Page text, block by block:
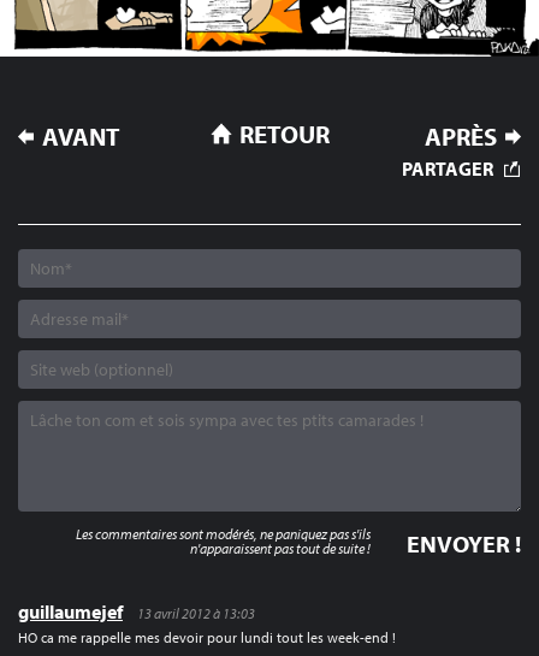
NAVIGATION
DE
AVANT APRÈS
RETOUR
PARTAGER
guillaumejef
13 avril 2012 à 13:03
HO ca me rappelle mes devoir pour lundi tout les week-end !
Les commentaires sont modérés, ne paniquez pas s'ils
n'apparaissent pas tout de suite !